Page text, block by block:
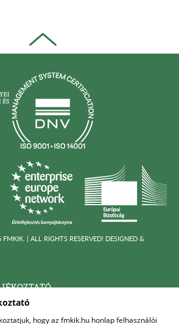
hogy az fmkik.hu honlap felhasználói
FMKIK. | ALL RIGHTS RESERVED! DESIGNED &